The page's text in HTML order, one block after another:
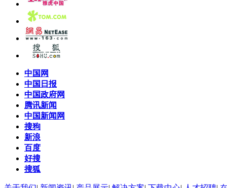
中国网
中国日报
中国政府网
腾讯新闻
中国新闻网
搜狗
新浪
百度
好搜
搜狐